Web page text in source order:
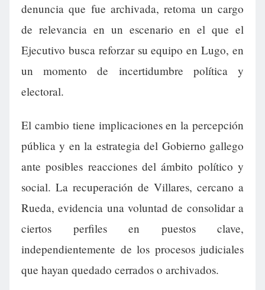
denuncia que fue archivada, retoma un cargo
de relevancia en un escenario en el que el
Ejecutivo busca reforzar su equipo en Lugo, en
un momento de incertidumbre política y
electoral.
El cambio tiene implicaciones en la percepción
pública y en la estrategia del Gobierno gallego
ante posibles reacciones del ámbito político y
social. La recuperación de Villares, cercano a
Rueda, evidencia una voluntad de consolidar a
ciertos perfiles en puestos clave,
independientemente de los procesos judiciales
que hayan quedado cerrados o archivados.